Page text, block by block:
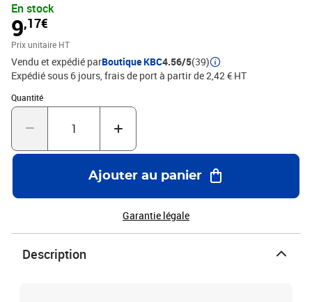
cm Marque : Exacompta Couleur de la Couverture : Turquoise
Fabriqué en France - Labels et Certifications : PEFC (fibres de
papier issues de forêts gérées durablement) - Imprim'vert
(impression respectueuse de l'environnement)
En stock
9,17€
Prix unitaire HT
Vendu et expédié parBoutique KBC4.56/5(39)
Expédié sous 6 jours, frais de port à partir de 2,42 € HT
Quantité
Quantité : 1
Ajouter au panier
Garantie légale
Description